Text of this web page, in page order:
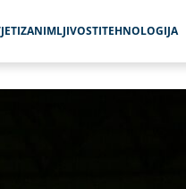
ZANIMLJIVOSTITEHNOLOGIJA